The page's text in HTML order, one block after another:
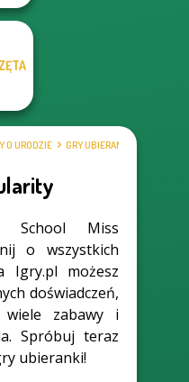
O URODZIE GRY UBIERANKI
School Miss
o wszystkich
Igry.pl możesz
doświadczeń,
zabawy i
Spróbuj teraz
ubieranki!